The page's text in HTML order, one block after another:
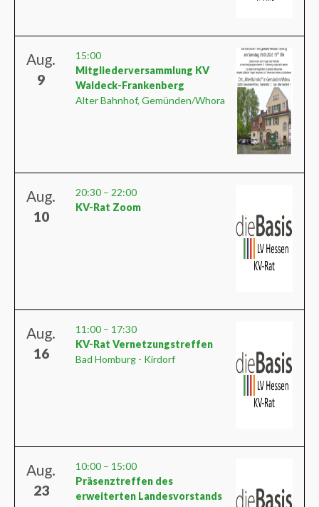
Aug.
9
15:00
Mitgliederversammlung KV
Waldeck-Frankenberg
Alter Bahnhof, Gemünden/Whora
Aug.
10
20:30 – 22:00
KV-Rat Zoom
Aug.
16
11:00 – 17:30
KV-Rat Vernetzungstreffen
Bad Homburg - Kirdorf
Aug.
23
10:00 – 15:00
Präsenztreffen des
erweiterten Landesvorstands